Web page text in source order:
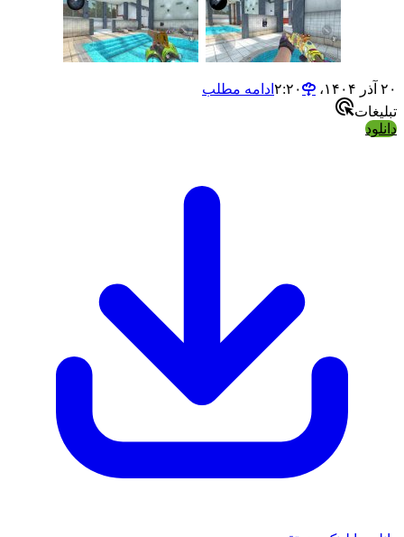
۲۰ آذر ۱۴۰۴،‏ ۲:۲۰
ادامه مطلب
تبلیغات
دانلود